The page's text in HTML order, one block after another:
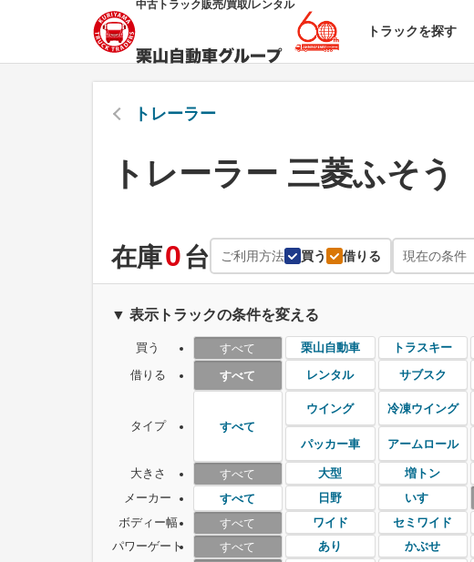
中古トラック販売/買取/レンタル
トラックを探す
トレーラー
トレーラー 三菱ふそう
在庫0台 ご利用方法 買う 借りる 現在の条件
▼ 表示トラックの条件を変える
買う すべて 栗山自動車 トラスキー
借りる
すべて レンタル サブスク
タイプ すべて
ウイング 冷凍ウイング
パッカー車 アームロール
大きさ
すべて 大型 増トン
メーカー
すべて 日野 いすゞ
ボディー幅
すべて ワイド セミワイド
パワーゲート
すべて あり かぶせ